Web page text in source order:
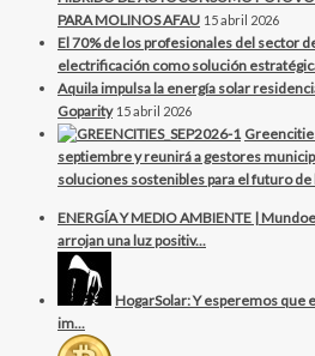
PARA MOLINOS AFAU 15 abril 2026
El 70% de los profesionales del sector
electrificación como solución
Aquila impulsa la energía solar
Goparity 15 abril 2026
septiembre y reunirá a gestores
soluciones sostenibles para el futuro
ENERGÍA Y MEDIO AMBIENTE |
arrojan una luz positiv...
HogarSolar: Y esperemos que
im...